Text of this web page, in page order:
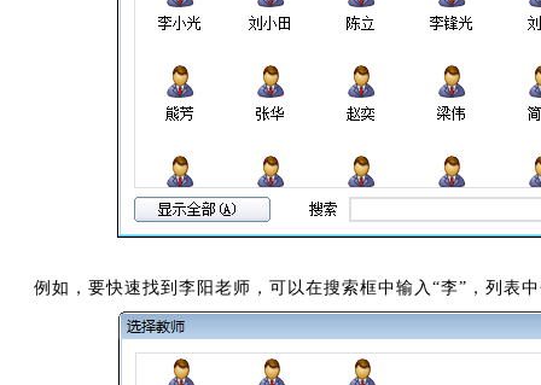
例如，要快速找到李阳老师，可以在搜索框中输入“李”，列表